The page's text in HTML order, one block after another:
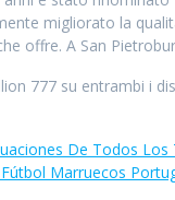
migliorato la
offre. A San
777 su entrambi i
De Todos Los
Marruecos